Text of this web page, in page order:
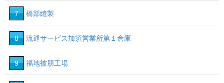
7 橋部縫製
8 流通サービス加須営業所第１倉庫
9 福地被朋工場